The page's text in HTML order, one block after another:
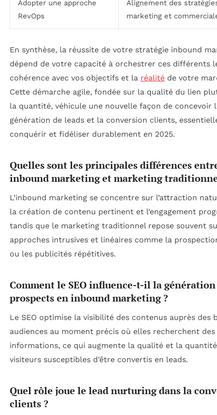
Adopter une approche
RevOps
Alignement des
marketing et
En synthèse, la réussite de votre stratégie inbound
dépend de votre capacité à orchestrer ces différents
cohérence avec vos objectifs et la réalité de votre
Cette démarche agile, fondée sur la qualité du lien
la quantité, véhicule une nouvelle façon de concevoir
génération de leads et la conversion clients,
conquérir et fidéliser durablement en 2025.
Quelles sont les principales différences
inbound marketing et marketing
L’inbound marketing se concentre sur l’attraction
la création de contenu pertinent et l’engagement
tandis que le marketing traditionnel repose souvent
approches intrusives et linéaires comme la
ou les publicités répétitives.
Comment le SEO influence-t-il la
prospects en inbound marketing ?
Le SEO optimise la visibilité des contenus auprès des
audiences au moment précis où elles recherchent des
informations, ce qui augmente la qualité et la
visiteurs susceptibles d’être convertis en leads.
Quel rôle joue le lead nurturing dans la
clients ?